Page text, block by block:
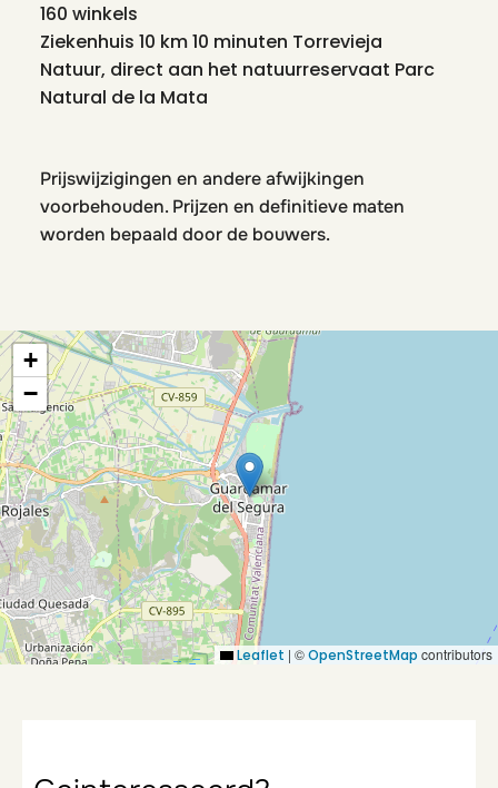
160 winkels
Ziekenhuis 10 km 10 minuten Torrevieja
Natuur, direct aan het natuurreservaat Parc
Natural de la Mata
Prijswijzigingen en andere afwijkingen
voorbehouden. Prijzen en definitieve maten
worden bepaald door de bouwers.
+
−
Leaflet | ©OpenStreetMap contributors